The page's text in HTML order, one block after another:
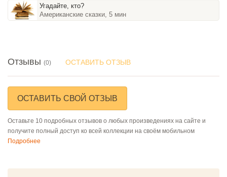
Угадайте, кто?
Американские сказки, 5 мин
Отзывы (0) ОСТАВИТЬ ОТЗЫВ
ОСТАВИТЬ СВОЙ ОТЗЫВ
Оставьте 10 подробных отзывов о любых произведениях на сайте и
получите полный доступ ко всей коллекции на своём мобильном
Подробнее